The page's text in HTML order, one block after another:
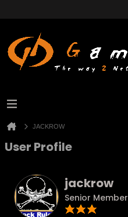
JACKROW
User Profile
jackrow
Senior Member